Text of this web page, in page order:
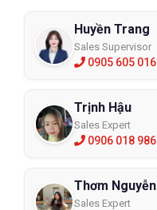
Huyền Trang
Sales Supervisor
0905 605 016
Trịnh Hậu
Sales Expert
0906 018 986
Thơm Nguyễn
Sales Expert